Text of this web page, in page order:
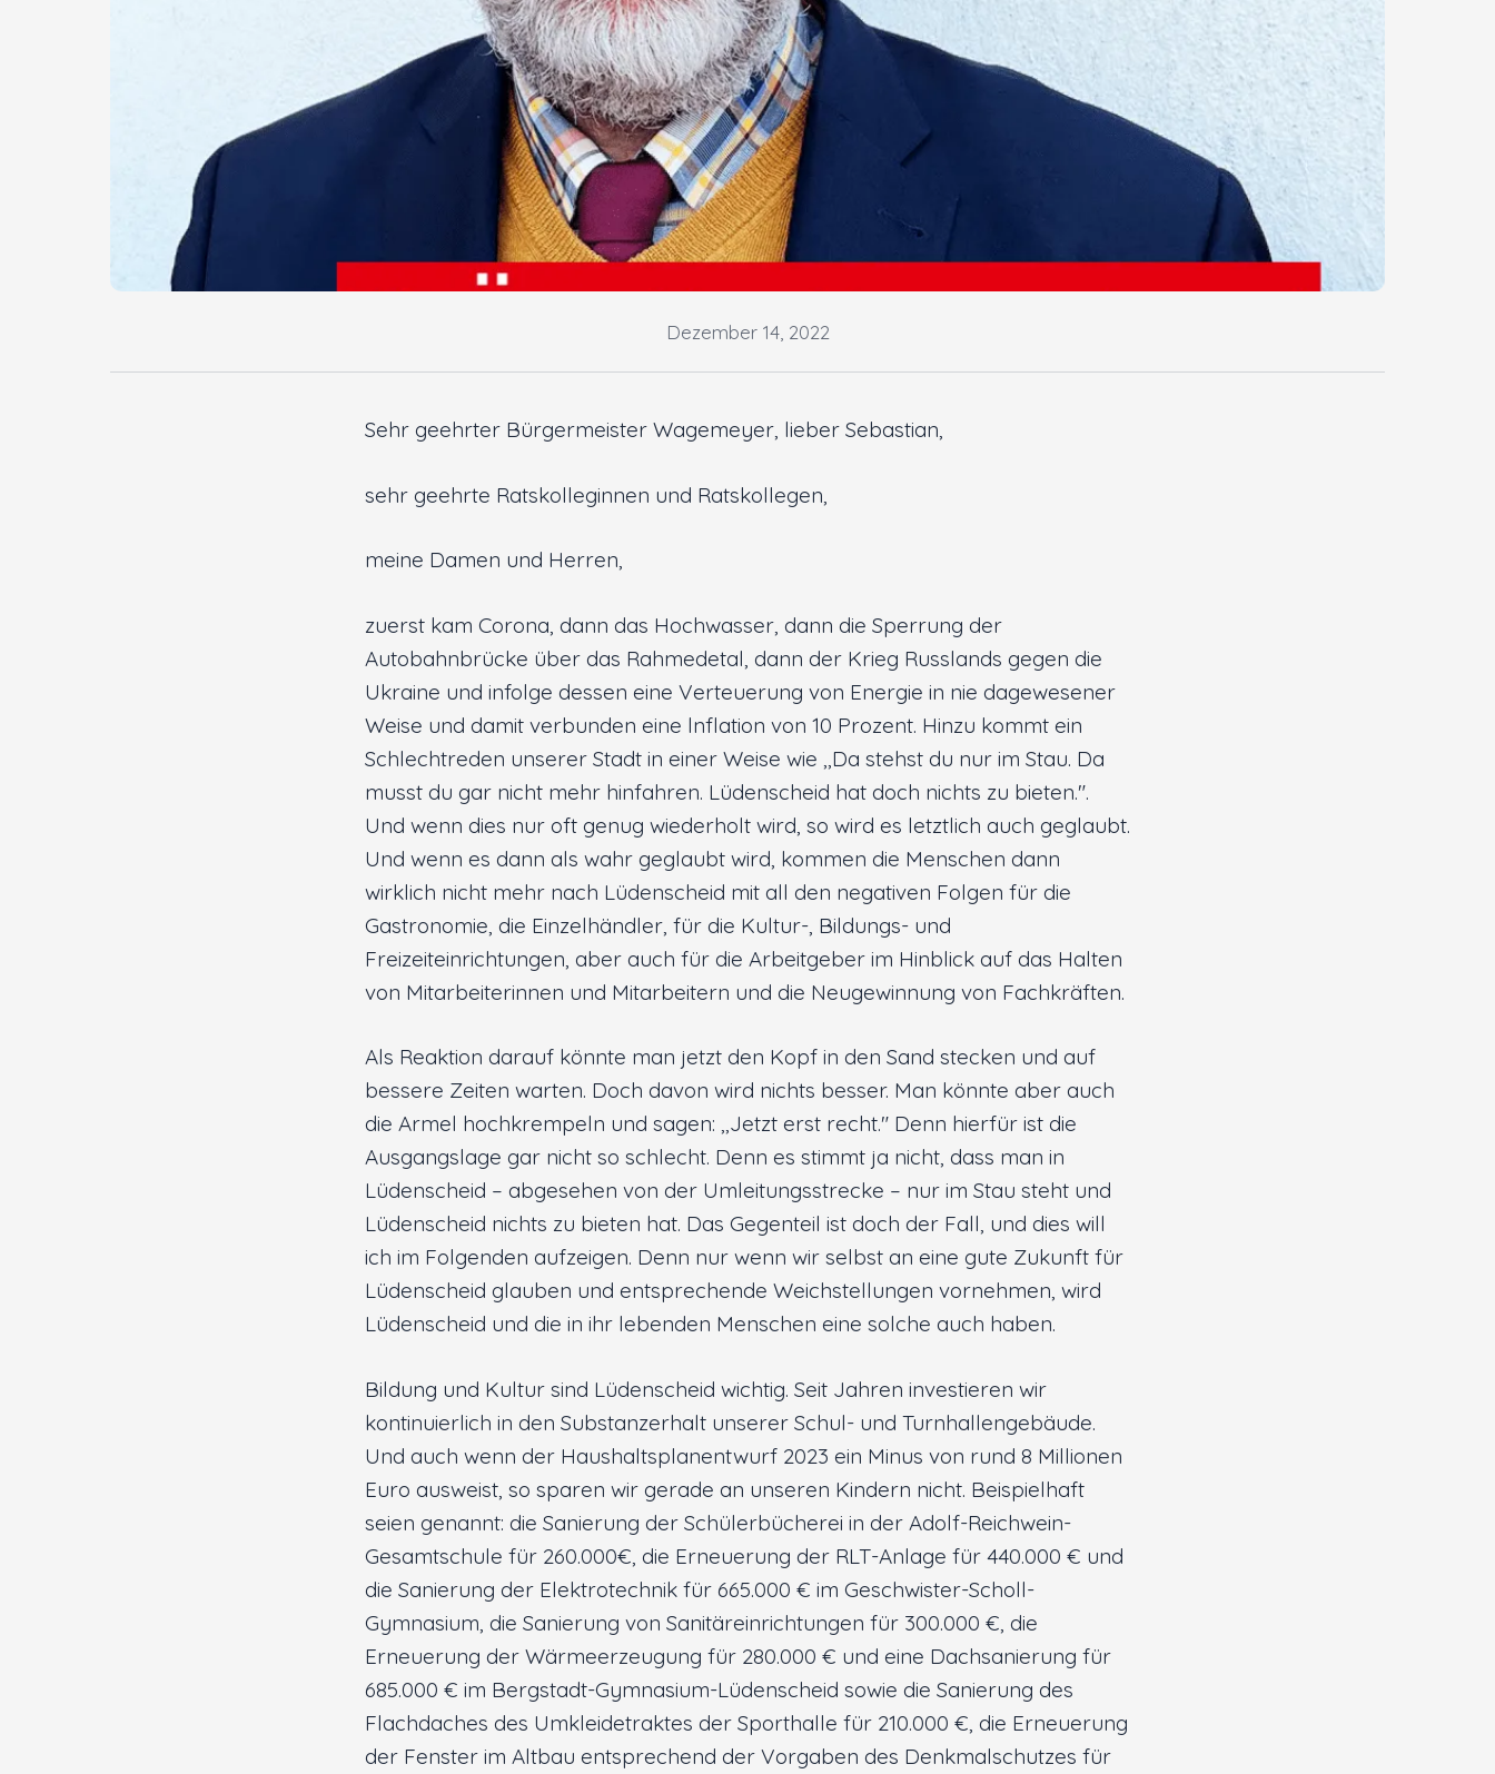
Arbeitsgemeinschaften
Dezember 14, 2022
Sehr geehrter Bürgermeister Wagemeyer, lieber Sebastian,
sehr geehrte Ratskolleginnen und Ratskollegen,
meine Damen und Herren,
zuerst kam Corona, dann das Hochwasser, dann die Sperrung der
Autobahnbrücke über das Rahmedetal, dann der Krieg Russlands gegen die
Ukraine und infolge dessen eine Verteuerung von Energie in nie dagewesener
Weise und damit verbunden eine lnflation von 10 Prozent. Hinzu kommt ein
Schlechtreden unserer Stadt in einer Weise wie ,,Da stehst du nur im Stau. Da
musst du gar nicht mehr hinfahren. Lüdenscheid hat doch nichts zu bieten.".
Und wenn dies nur oft genug wiederholt wird, so wird es letztlich auch geglaubt.
Und wenn es dann als wahr geglaubt wird, kommen die Menschen dann
wirklich nicht mehr nach Lüdenscheid mit all den negativen Folgen für die
Gastronomie, die Einzelhändler, für die Kultur-, Bildungs- und
Freizeiteinrichtungen, aber auch für die Arbeitgeber im Hinblick auf das Halten
von Mitarbeiterinnen und Mitarbeitern und die Neugewinnung von Fachkräften.
Als Reaktion darauf könnte man jetzt den Kopf in den Sand stecken und auf
bessere Zeiten warten. Doch davon wird nichts besser. Man könnte aber auch
die Armel hochkrempeln und sagen: ,,Jetzt erst recht." Denn hierfür ist die
Ausgangslage gar nicht so schlecht. Denn es stimmt ja nicht, dass man in
Lüdenscheid – abgesehen von der Umleitungsstrecke – nur im Stau steht und
Lüdenscheid nichts zu bieten hat. Das Gegenteil ist doch der Fall, und dies will
ich im Folgenden aufzeigen. Denn nur wenn wir selbst an eine gute Zukunft für
Lüdenscheid glauben und entsprechende Weichstellungen vornehmen, wird
Lüdenscheid und die in ihr lebenden Menschen eine solche auch haben.
Bildung und Kultur sind Lüdenscheid wichtig. Seit Jahren investieren wir
kontinuierlich in den Substanzerhalt unserer Schul- und Turnhallengebäude.
Und auch wenn der Haushaltsplanentwurf 2023 ein Minus von rund 8 Millionen
Euro ausweist, so sparen wir gerade an unseren Kindern nicht. Beispielhaft
seien genannt: die Sanierung der Schülerbücherei in der Adolf-Reichwein-
Gesamtschule für 260.000€, die Erneuerung der RLT-Anlage für 440.000 € und
die Sanierung der Elektrotechnik für 665.000 € im Geschwister-Scholl-
Gymnasium, die Sanierung von Sanitäreinrichtungen für 300.000 €, die
Erneuerung der Wärmeerzeugung für 280.000 € und eine Dachsanierung für
685.000 € im Bergstadt-Gymnasium-Lüdenscheid sowie die Sanierung des
Flachdaches des Umkleidetraktes der Sporthalle für 210.000 €, die Erneuerung
der Fenster im Altbau entsprechend der Vorgaben des Denkmalschutzes für